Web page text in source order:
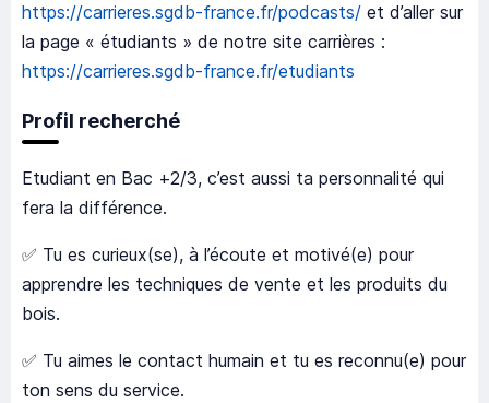
https://carrieres.sgdb-france.fr/podcasts/ et d’aller sur
la page « étudiants » de notre site carrières :
https://carrieres.sgdb-france.fr/etudiants
Profil recherché
Etudiant en Bac +2/3, c’est aussi ta personnalité qui
fera la différence.
✅ Tu es curieux(se), à l’écoute et motivé(e) pour
apprendre les techniques de vente et les produits du
bois.
✅ Tu aimes le contact humain et tu es reconnu(e) pour
ton sens du service.